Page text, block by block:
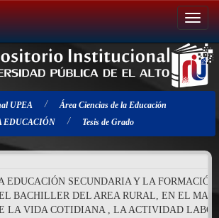
UPEA
Área Ciencias de la Educación
EDUCACIÓN
Tesis de Grado
EDUCACIÓN SECUNDARIA Y LA FORMACIÓN
BACHILLER DEL AREA RURAL, EN EL
LA VIDA COTIDIANA , LA ACTIVIDAD